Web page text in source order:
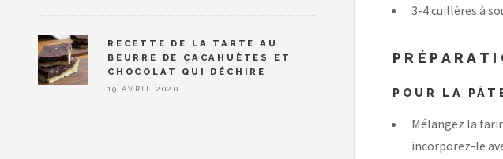
3-4 cuillères à
POUR LA
Mélangez la
incorporez-le
RECETTE DE LA TARTE AU
BEURRE DE CACAHUÈTES ET
CHOCOLAT QUI DÉCHIRE
19 AVRIL 2020